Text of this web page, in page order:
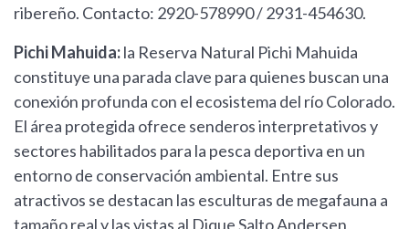
ribereño. Contacto: 2920-578990 / 2931-454630.
Pichi Mahuida:la Reserva Natural Pichi Mahuida
constituye una parada clave para quienes buscan una
conexión profunda con el ecosistema del río Colorado.
El área protegida ofrece senderos interpretativos y
sectores habilitados para la pesca deportiva en un
entorno de conservación ambiental. Entre sus
atractivos se destacan las esculturas de megafauna a
tamaño real y las vistas al Dique Salto Andersen,